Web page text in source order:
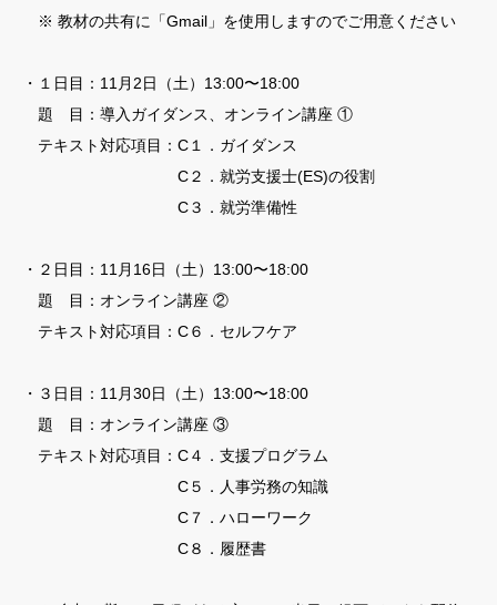
※ 教材の共有に「Gmail」を使用しますのでご用意ください
・１日目：11月2日（土）13:00〜18:00
題 目：導入ガイダンス、オンライン講座 ①
テキスト対応項目：C１．ガイダンス
C２．就労支援士(ES)の役割
C３．就労準備性
・２日目：11月16日（土）13:00〜18:00
題 目：オンライン講座 ②
テキスト対応項目：C６．セルフケア
・３日目：11月30日（土）13:00〜18:00
題 目：オンライン講座 ③
テキスト対応項目：C４．支援プログラム
C５．人事労務の知識
C７．ハローワーク
C８．履歴書